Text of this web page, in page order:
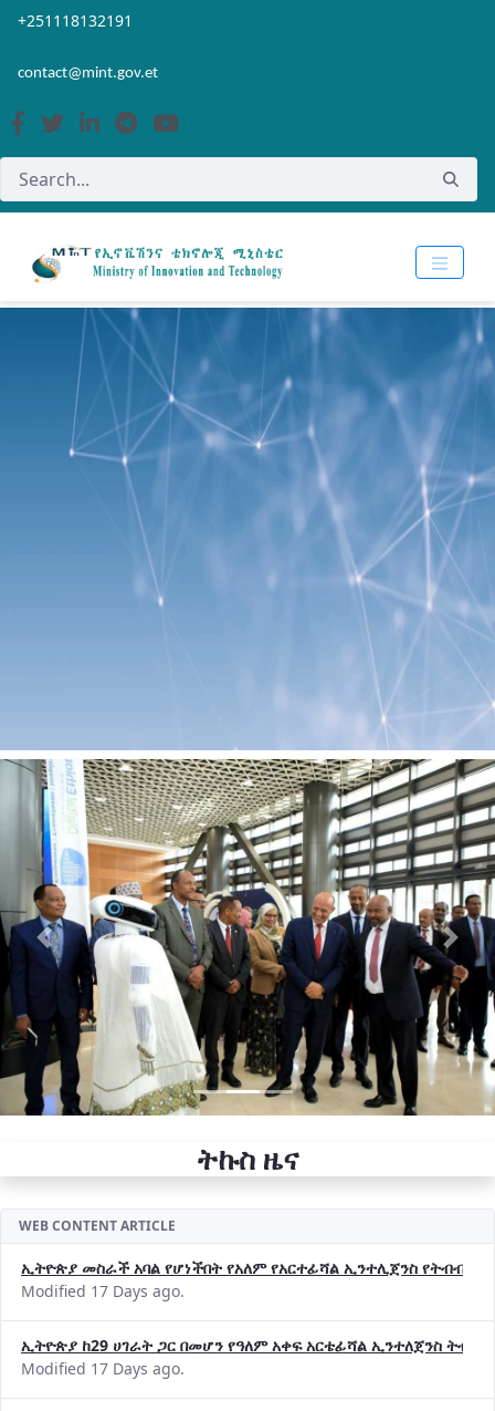
Skip to Main Content
Open Accessibility Menu
+251118132191
contact@mint.gov.et
Previous Next
ትኩስ ዜና
WEB CONTENT ARTICLE
ኢትዮጵያ መስራች አባል የሆነችበት የአለም የአርተፊሻል ኢንተሊጀንስ የትብብር
Modified 17 Days ago.
ኢትዮጵያ ከ29 ሀገራት ጋር በመሆን የዓለም አቀፍ አርቴፊሻል ኢንተለጀንስ
Modified 17 Days ago.